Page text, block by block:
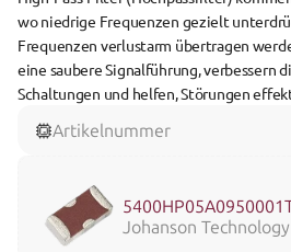
wo niedrige Frequenzen gezielt
Frequenzen verlustarm übertragen
eine saubere Signalführung, verbessern
Schaltungen und helfen, Störungen
Artikelnummer
Johanson Technology